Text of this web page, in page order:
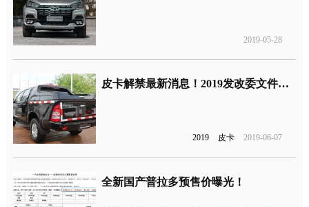
2019-05-28
皮卡解禁最新消息！2019发改委文件：鼓励部分城市加快取消皮卡进城限制
2019 皮卡 2019-06-07
全新国产普拉多预售价曝光！